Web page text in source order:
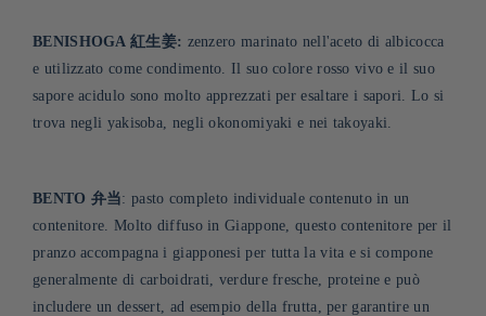
BENISHOGA 紅生姜: zenzero marinato nell'aceto di albicocca
e utilizzato come condimento. Il suo colore rosso vivo e il suo
sapore acidulo sono molto apprezzati per esaltare i sapori. Lo si
trova negli yakisoba, negli okonomiyaki e nei takoyaki.
BENTO 弁当: pasto completo individuale contenuto in un
contenitore. Molto diffuso in Giappone, questo contenitore per il
pranzo accompagna i giapponesi per tutta la vita e si compone
generalmente di carboidrati, verdure fresche, proteine e può
includere un dessert, ad esempio della frutta, per garantire un